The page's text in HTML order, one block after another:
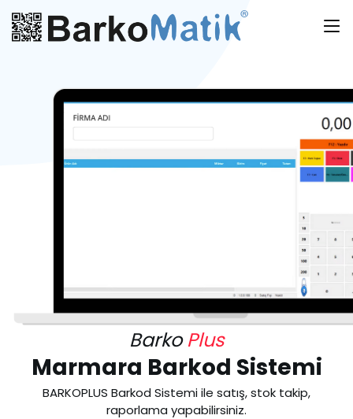
BarkoPlus
Marmara Barkod Sistemi
BARKOPLUS Barkod Sistemi ile satış, stok takip,
raporlama yapabilirsiniz.